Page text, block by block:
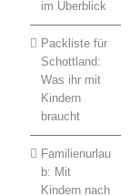
im Überblick
Packliste für
Schottland:
Was ihr mit
Kindern
braucht
Familienurlau
b: Mit
Kindern nach